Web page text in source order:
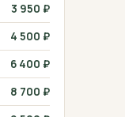
3 950 ₽
4 500 ₽
6 400 ₽
8 700 ₽